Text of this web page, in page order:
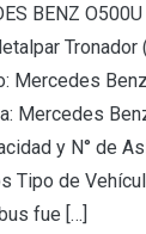
BENZ
Tronador
Mercedes
Mercedes
y N° de
Tipo de
fue […]